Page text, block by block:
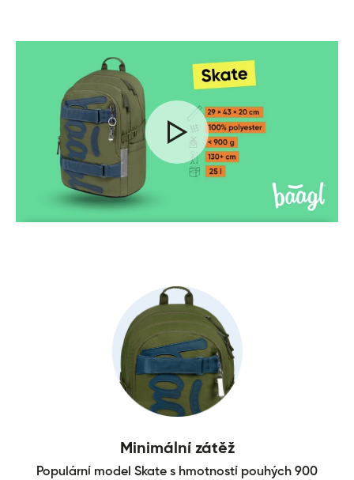
Minimální zátěž
Populární model Skate s hmotností pouhých 900